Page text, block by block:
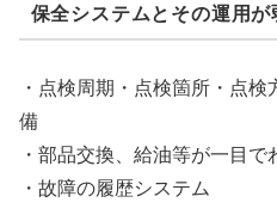
保全システムとその運用が
・点検周期・点検箇所・点
備
・部品交換、給油等が一目
・故障の履歴システム